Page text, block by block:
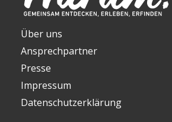
Über uns
Ansprechpartner
Presse
Impressum
Datenschutzerklärung